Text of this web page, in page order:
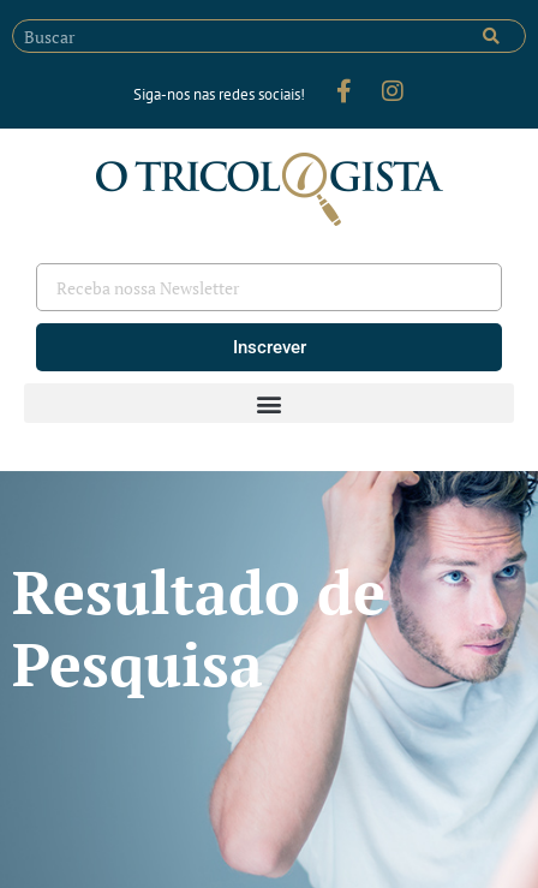
Siga-nos nas redes sociais!
Inscrever
Resultado de
Pesquisa